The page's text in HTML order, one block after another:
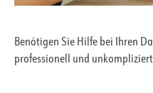
Benötigen Sie Hilfe bei Ihren
professionell und